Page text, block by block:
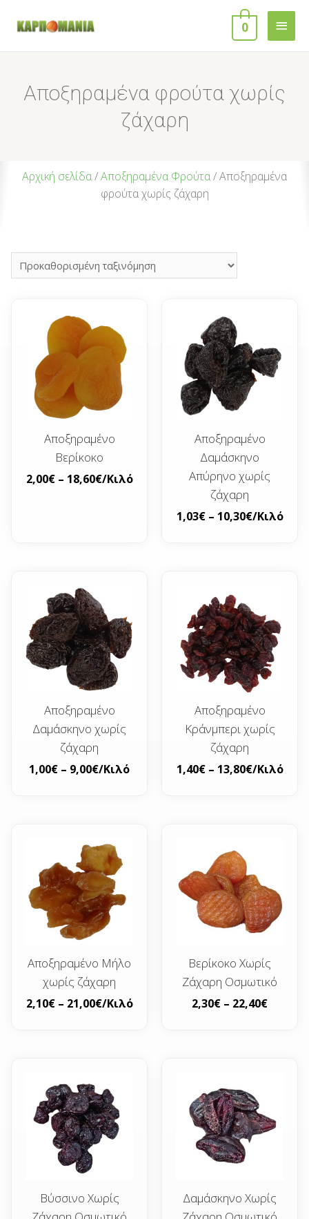
0
Αποξηραμένα φρούτα χωρίς
ζάχαρη
Αρχική σελίδα/Αποξηραμένα Φρούτα/ Αποξηραμένα
φρούτα χωρίς ζάχαρη
Αποξηραμένο
Βερίκοκο
2,00€ – 18,60€/Κιλό
Αποξηραμένο
Δαμάσκηνο
Απύρηνο χωρίς
ζάχαρη
1,03€ – 10,30€/Κιλό
Αποξηραμένο
Δαμάσκηνο χωρίς
ζάχαρη
1,00€ – 9,00€/Κιλό
Αποξηραμένο
Κράνμπερι χωρίς
ζάχαρη
1,40€ – 13,80€/Κιλό
Αποξηραμένο Μήλο
χωρίς ζάχαρη
2,10€ – 21,00€/Κιλό
Βερίκοκο Χωρίς
Ζάχαρη Οσμωτικό
2,30€ – 22,40€
Βύσσινο Χωρίς
Δαμάσκηνο Χωρίς